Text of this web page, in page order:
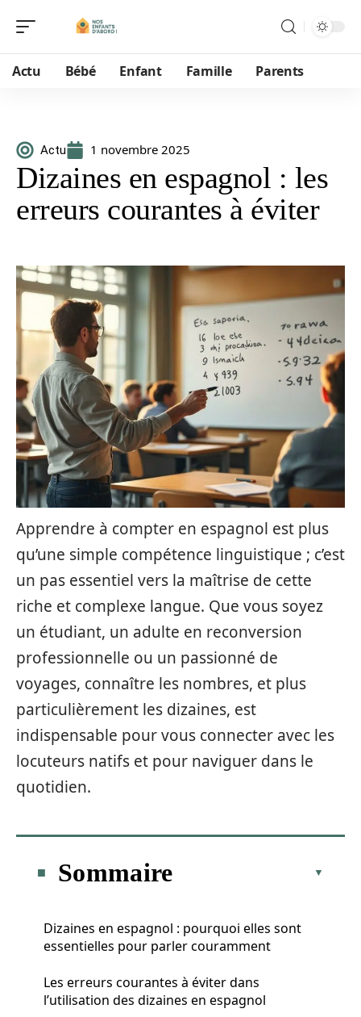
Actu Bébé Enfant Famille Parents
Actu 1 novembre 2025
Dizaines en espagnol : les
erreurs courantes à éviter
Apprendre à compter en espagnol est plus
qu’une simple compétence linguistique ; c’est
un pas essentiel vers la maîtrise de cette
riche et complexe langue. Que vous soyez
un étudiant, un adulte en reconversion
professionnelle ou un passionné de
voyages, connaître les nombres, et plus
particulièrement les dizaines, est
indispensable pour vous connecter avec les
locuteurs natifs et pour naviguer dans le
quotidien.
Sommaire
Dizaines en espagnol : pourquoi elles sont
essentielles pour parler couramment
Les erreurs courantes à éviter dans
l’utilisation des dizaines en espagnol